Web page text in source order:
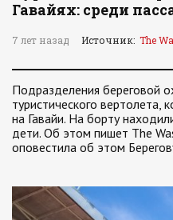
Гавайях: среди
7 лет назад Источник: The
Подразделения береговой
туристического вертолета,
на Гавайи. На борту
дети. Об этом пишет The
оповестила об этом